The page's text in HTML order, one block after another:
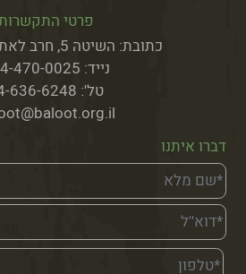
פרטי
כתובת: השיטה 5, חרב לאת, 3886000
נייד: 054-470-0025
טל': 04-636-6248
דברו איתנו